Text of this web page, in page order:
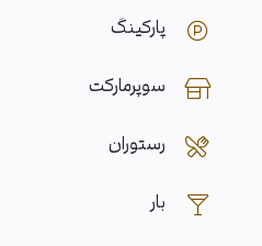
پارکینگ
سوپرمارکت
رستوران
بار